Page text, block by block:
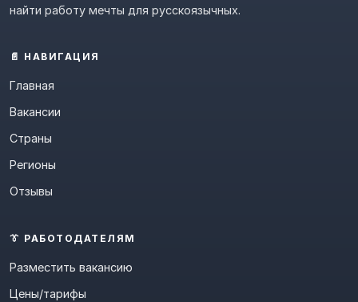
найти работу мечты для русскоязычных.
📄 НАВИГАЦИЯ
Главная
Вакансии
Страны
Регионы
Отзывы
👔 РАБОТОДАТЕЛЯМ
Разместить вакансию
Цены/тарифы